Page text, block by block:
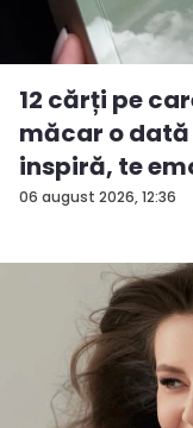
06 august 2026, 12:36
12 cărți pe
măcar o
inspiră, te